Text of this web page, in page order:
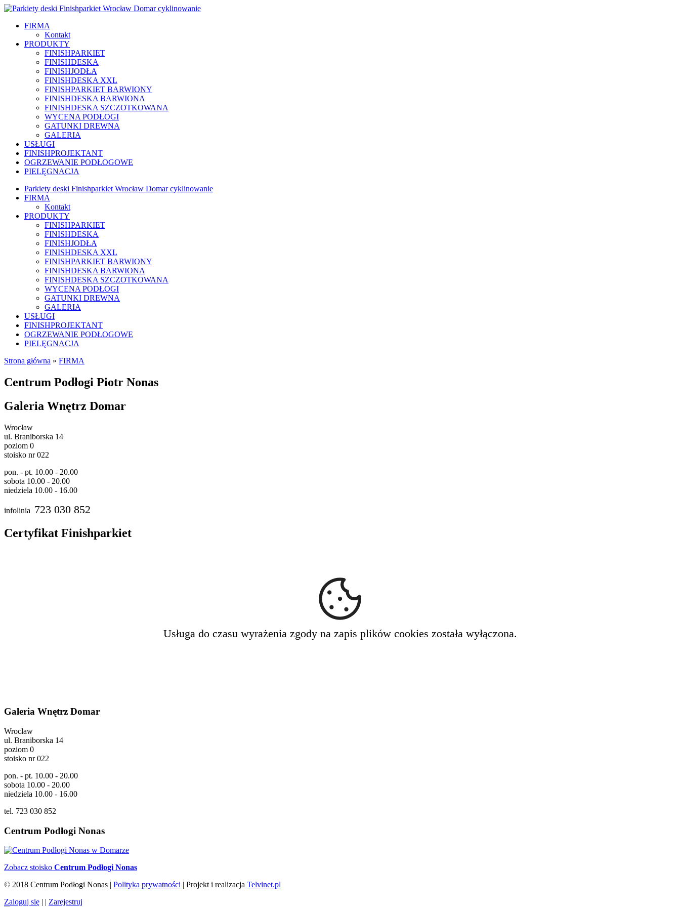
FIRMA
Kontakt
PRODUKTY
FINISHPARKIET
FINISHDESKA
FINISHJODŁA
FINISHDESKA XXL
FINISHPARKIET BARWIONY
FINISHDESKA BARWIONA
FINISHDESKA SZCZOTKOWANA
WYCENA PODŁOGI
GATUNKI DREWNA
GALERIA
USŁUGI
FINISHPROJEKTANT
OGRZEWANIE PODŁOGOWE
PIELĘGNACJA
Parkiety deski Finishparkiet Wrocław Domar cyklinowanie
FIRMA
Kontakt
PRODUKTY
FINISHPARKIET
FINISHDESKA
FINISHJODŁA
FINISHDESKA XXL
FINISHPARKIET BARWIONY
FINISHDESKA BARWIONA
FINISHDESKA SZCZOTKOWANA
WYCENA PODŁOGI
GATUNKI DREWNA
GALERIA
USŁUGI
FINISHPROJEKTANT
OGRZEWANIE PODŁOGOWE
PIELĘGNACJA
Strona główna » FIRMA
Centrum Podłogi Piotr Nonas
Galeria Wnętrz Domar
Wrocław
ul. Braniborska 14
poziom 0
stoisko nr 022
pon. - pt. 10.00 - 20.00
sobota 10.00 - 20.00
niedziela 10.00 - 16.00
infolinia 723 030 852
Certyfikat Finishparkiet
Galeria Wnętrz Domar
Wrocław
ul. Braniborska 14
poziom 0
stoisko nr 022
pon. - pt. 10.00 - 20.00
sobota 10.00 - 20.00
niedziela 10.00 - 16.00
tel. 723 030 852
Centrum Podłogi Nonas
Zobacz stoisko Centrum Podłogi Nonas
© 2018 Centrum Podłogi Nonas | Polityka prywatności | Projekt i realizacja Telvinet.pl
Zaloguj się | | Zarejestruj